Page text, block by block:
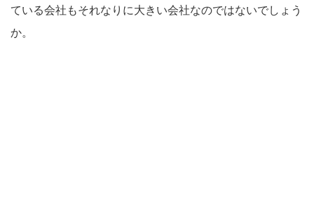
ている会社もそれなりに大きい会社なのではないでしょう
か。